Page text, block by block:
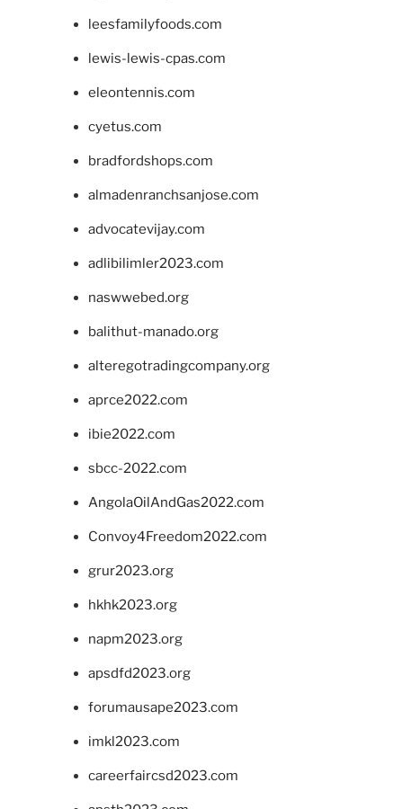
leesfamilyfoods.com
lewis-lewis-cpas.com
eleontennis.com
cyetus.com
bradfordshops.com
almadenranchsanjose.com
advocatevijay.com
adlibilimler2023.com
naswwebed.org
balithut-manado.org
alteregotradingcompany.org
aprce2022.com
ibie2022.com
sbcc-2022.com
AngolaOilAndGas2022.com
Convoy4Freedom2022.com
grur2023.org
hkhk2023.org
napm2023.org
apsdfd2023.org
forumausape2023.com
imkl2023.com
careerfaircsd2023.com